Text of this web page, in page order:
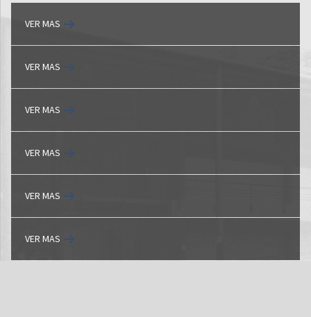
VER MAS
VER MAS
VER MAS
VER MAS
VER MAS
VER MAS